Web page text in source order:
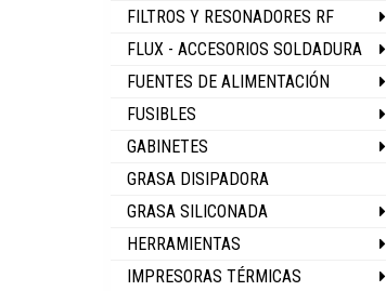
FILTROS Y RESONADORES RF
FLUX - ACCESORIOS SOLDADURA
FUENTES DE ALIMENTACIÓN
FUSIBLES
GABINETES
GRASA DISIPADORA
GRASA SILICONADA
HERRAMIENTAS
IMPRESORAS TÉRMICAS